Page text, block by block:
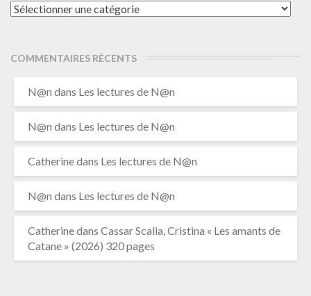
Catégories
COMMENTAIRES RÉCENTS
N@n dans Les lectures de N@n
N@n dans Les lectures de N@n
Catherinedans Les lectures de N@n
N@n dans Les lectures de N@n
Catherinedans Cassar Scalia, Cristina « Les amants de
Catane » (2026) 320 pages